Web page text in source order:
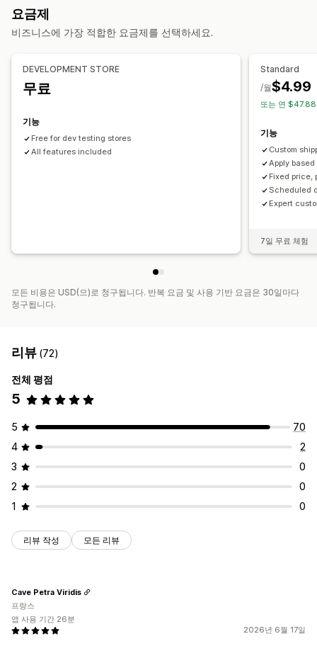
할인 관리
편집기 도구
환전 현지화 캠페인 트리거 및 규칙
중량 기반
요금제
비즈니스에 가장 적합한 요금제를 선택하세요.
DEVELOPMENT STORE
무료
기능
Free for dev testing stores
All features included
Standard
$4.99
/월
또는 연
기능
Custom
Apply
Fixed price,
Scheduled
Expert
7일 무료 체험
모든 비용은 USD(으)로 청구됩니다. 반복 요금 및 사용 기반 요금은 30일마다
청구됩니다.
리뷰 (72)
전체 평점
5
5
70
4
2
3
0
2
0
1
0
리뷰 작성 모든 리뷰
2026년 6월 17일
Cave Petra Viridis
프랑스
앱 사용 기간 26분